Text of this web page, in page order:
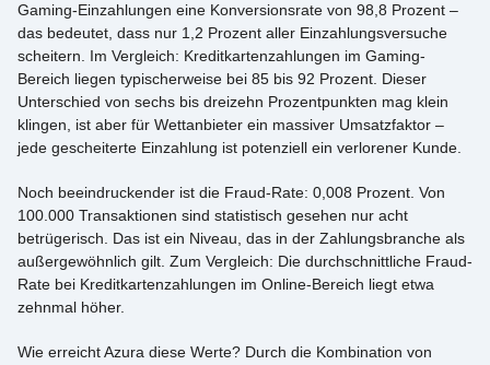
Gaming-Einzahlungen eine Konversionsrate von 98,8 Prozent –
das bedeutet, dass nur 1,2 Prozent aller Einzahlungsversuche
scheitern. Im Vergleich: Kreditkartenzahlungen im Gaming-
Bereich liegen typischerweise bei 85 bis 92 Prozent. Dieser
Unterschied von sechs bis dreizehn Prozentpunkten mag klein
klingen, ist aber für Wettanbieter ein massiver Umsatzfaktor –
jede gescheiterte Einzahlung ist potenziell ein verlorener Kunde.
Noch beeindruckender ist die Fraud-Rate: 0,008 Prozent. Von
100.000 Transaktionen sind statistisch gesehen nur acht
betrügerisch. Das ist ein Niveau, das in der Zahlungsbranche als
außergewöhnlich gilt. Zum Vergleich: Die durchschnittliche Fraud-
Rate bei Kreditkartenzahlungen im Online-Bereich liegt etwa
zehnmal höher.
Wie erreicht Azura diese Werte? Durch die Kombination von